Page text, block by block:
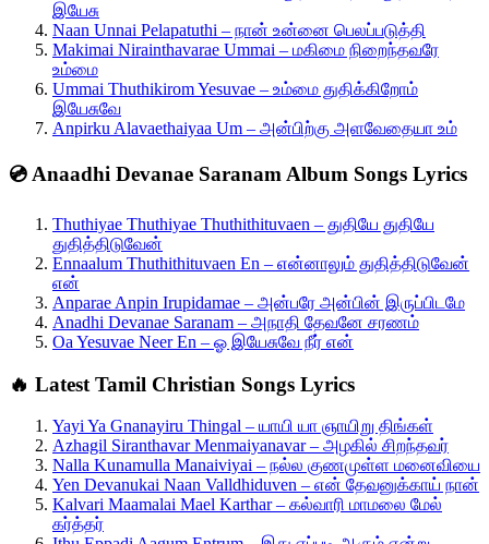
இயேசு
Naan Unnai Pelapatuthi – நான் உன்னை பெலப்படுத்தி
Makimai Nirainthavarae Ummai – மகிமை நிறைந்தவரே
உம்மை
Ummai Thuthikirom Yesuvae – உம்மை துதிக்கிறோம்
இயேசுவே
Anpirku Alavaethaiyaa Um – அன்பிற்கு அளவேதையா உம்
💿 Anaadhi Devanae Saranam Album Songs Lyrics
Thuthiyae Thuthiyae Thuthithituvaen – துதியே துதியே
துதித்திடுவேன்
Ennaalum Thuthithituvaen En – என்னாலும் துதித்திடுவேன்
என்
Anparae Anpin Irupidamae – அன்பரே அன்பின் இருப்பிடமே
Anadhi Devanae Saranam – அநாதி தேவனே சரணம்
Oa Yesuvae Neer En – ஓ இயேசுவே நீர் என்
🔥 Latest Tamil Christian Songs Lyrics
Yayi Ya Gnanayiru Thingal – யாயி யா ஞாயிறு திங்கள்
Azhagil Siranthavar Menmaiyanavar – அழகில் சிறந்தவர்
Nalla Kunamulla Manaiviyai – நல்ல குணமுள்ள மனைவியை
Yen Devanukai Naan Valldhiduven – என் தேவனுக்காய் நான்
Kalvari Maamalai Mael Karthar – கல்வாரி மாமலை மேல்
கர்த்தர்